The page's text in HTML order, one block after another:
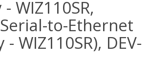
WIZ110SR,
to-Ethernet
WIZ110SR), DEV-